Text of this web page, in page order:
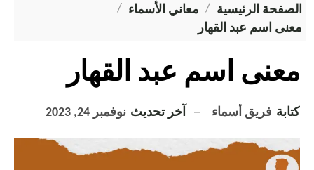
الصفحة الرئيسية
معاني الأسماء
معنى اسم عبد القهار
معنى اسم عبد القهار
كتابة فريق أسماء آخر تحديث نوفمبر 24, 2023